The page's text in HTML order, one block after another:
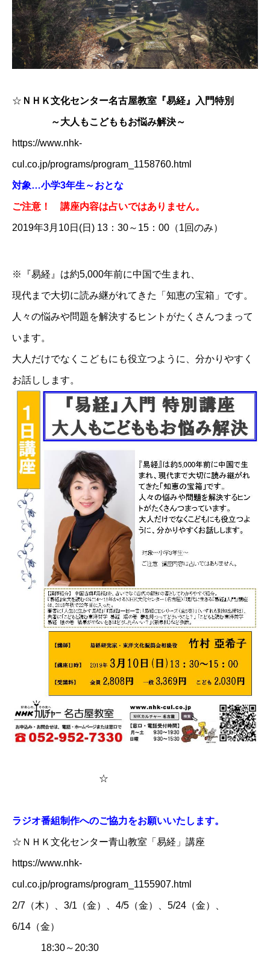
☆ ＮＨＫ文化センター名古屋教室『易経』入門特別
～大人もこどももお悩み解決～
https://www.nhk-
cul.co.jp/programs/program_1158760.html
対象…小学3年生～おとな
ご注意！ 講座内容は占いではありません。
2019年3月10日(日) 13：30～15：00（1回のみ）​
※『易経』は約5,000年前に中国で生まれ、
現代まで大切に読み継がれてきた「知恵の宝箱」です。
人々の悩みや問題を解決するヒントがたくさんつまって
います。
大人だけでなくこどもにも役立つように、分かりやすく
お話しします。
☆
ラジオ番組制作へのご協力をお願いいたします。
☆​ ＮＨＫ文化センター青山教室「易経」講座
​https://www.nhk-
cul.co.jp/programs/program_1155907.html
2/7（木）、3/1（金）、4/5（金）、5/24（金）、
6/14（金）
18:30～20:30